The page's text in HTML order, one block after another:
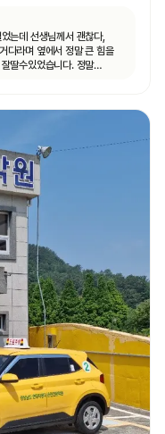
는데 선생님께서 괜찮다,
다라며 옆에서 정말 큰 힘을
딸수있었습니다. 정말